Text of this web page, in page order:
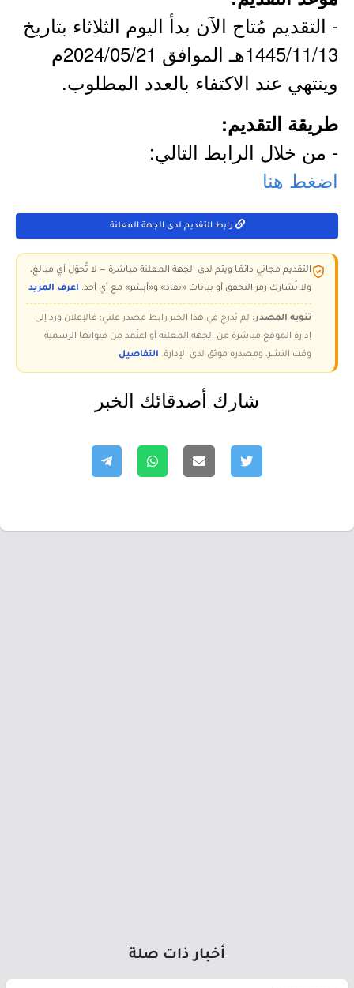
- التقديم مُتاح الآن بدأ اليوم الثلاثاء بتاريخ
1445/11/13هـ الموافق 2024/05/21م
وينتهي عند الاكتفاء بالعدد المطلوب.
طريقة التقديم:
- من خلال الرابط التالي:
اضغط هنا
رابط التقديم لدى الجهة المعلنة
التقديم مجاني دائمًا ويتم لدى الجهة المعلنة مباشرة — لا تُحوّل أي مبالغ،
ولا تُشارك رمز التحقق أو بيانات «نفاذ» و«أبشر» مع أي أحد. اعرف المزيد
تنويه المصدر: لم يُدرج في هذا الخبر رابط مصدر علني؛ فالإعلان ورد إلى
إدارة الموقع مباشرة من الجهة المعلنة أو اعتُمد من قنواتها الرسمية
وقت النشر، ومصدره موثق لدى الإدارة. التفاصيل
شارك أصدقائك الخبر
أخبار ذات صلة